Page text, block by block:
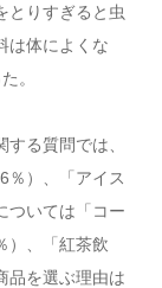
とりすぎると虫
は体によくな
。
る質問では、
％）、「アイス
ついては「コー
）、「紅茶飲
品を選ぶ理由は